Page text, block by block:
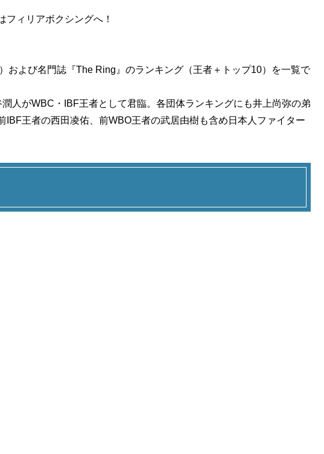
ィリアボクシングへ！
よび名門誌『The Ring』のランキング（王者＋トップ10）を一覧で
人がWBC・IBF王者として君臨。各団体ランキングにも井上尚弥の弟
王者の西田凌佑、前WBO王者の武居由樹も含め日本人ファイター